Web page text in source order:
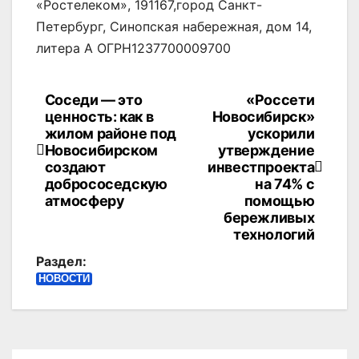
«Ростелеком», 191167,город Санкт-
Петербург, Синопская набережная, дом 14,
литера А ОГРН1237700009700
Навигация
по
записям
«Россети
Новосибирск»
ускорили
утверждение
инвестпроекта
на 74% с
помощью
бережливых
технологий
Соседи — это
ценность: как в
жилом районе под
Новосибирском
создают
добрососедскую
атмосферу
Раздел:
НОВОСТИ